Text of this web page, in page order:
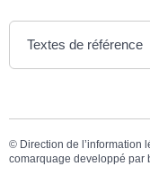
Textes de référence
© Direction de l’information
comarquage developpé par